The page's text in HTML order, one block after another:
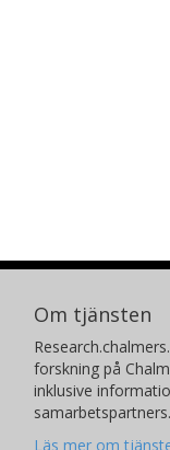
Om tjänsten
forskning på
inklusive
samarbetspartners.
Läs mer om